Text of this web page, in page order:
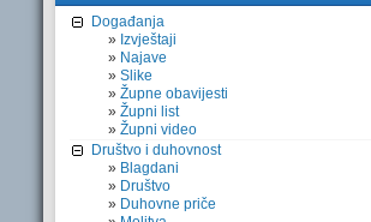
Događanja
Izvještaji
Najave
Slike
Župne obavijesti
Župni list
Župni video
Društvo i duhovnost
Blagdani
Društvo
Duhovne priče